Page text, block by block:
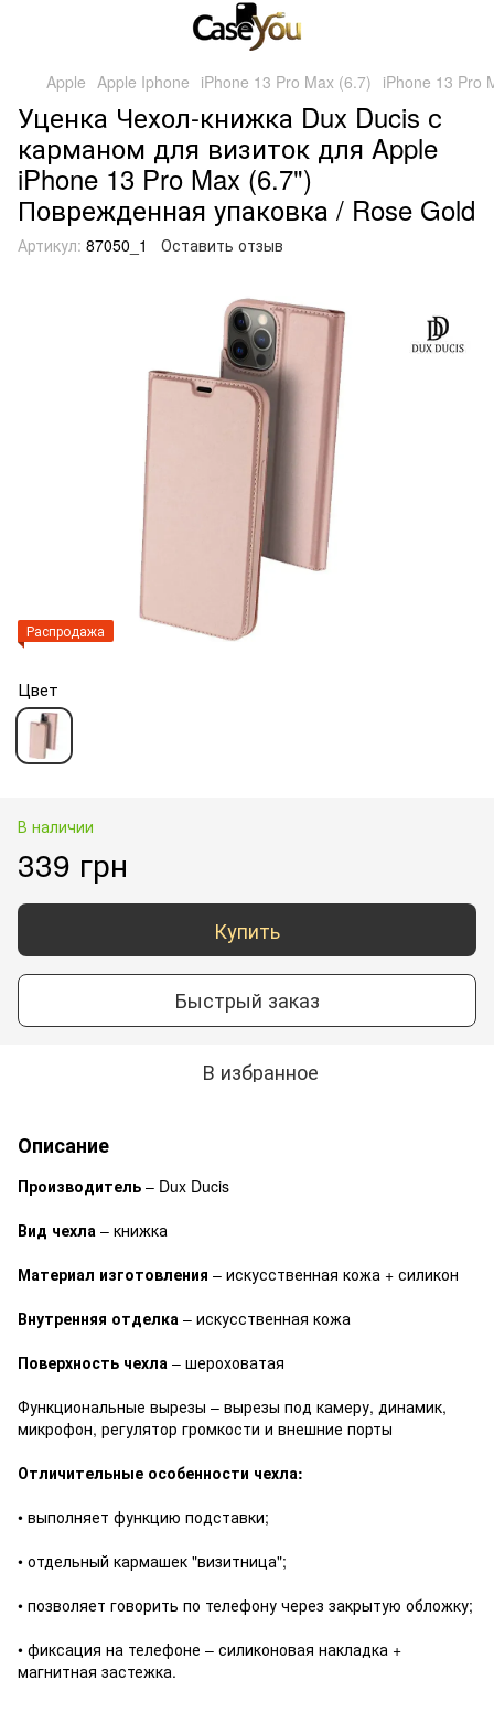
Apple Apple Iphone iPhone 13 Pro Max (6.7) iPhone 13 Pro
Уценка Чехол-книжка Dux Ducis с
карманом для визиток для Apple
iPhone 13 Pro Max (6.7")
Поврежденная упаковка / Rose Gold
Артикул: 87050_1 Оставить отзыв
Распродажа
Цвет
В наличии
339 грн
Купить
Быстрый заказ
В избранное
Описание
Производитель – Dux Ducis
Вид чехла – книжка
Материал изготовления – искусственная кожа + силикон
Внутренняя отделка – искусственная кожа
Поверхность чехла – шероховатая
Функциональные вырезы – вырезы под камеру, динамик,
микрофон, регулятор громкости и внешние порты
Отличительные особенности чехла:
• выполняет функцию подставки;
• отдельный кармашек "визитница";
• позволяет говорить по телефону через закрытую обложку;
• фиксация на телефоне – силиконовая накладка +
магнитная застежка.